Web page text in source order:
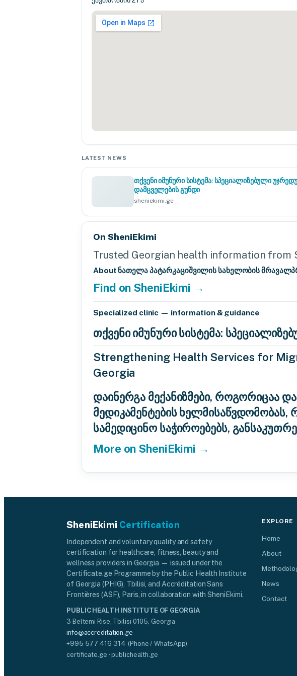
LATEST NEWS
თქვენი იმუნური სისტემა: სპეციალიზებული
დამცველების გუნდი
sheniekimi.ge
On SheniEkimi
Trusted Georgian health information
About ნათელა პატარკაციშვილის სახელობის
Find on SheniEkimi →
Specialized clinic — information & guidance
თქვენი იმუნური სისტემა:
Strengthening Health Services for
Georgia
დაინერგა მექანიზმები, როგორიცაა
მედიკამენტების
სამედიცინო საჭიროებებს,
More on SheniEkimi →
SheniEkimi Certification
Independent and voluntary quality and safety
certification for healthcare, fitness, beauty and
wellness providers in Georgia — issued under the
Certificate.ge Programme by the Public Health Institute
of Georgia (PHIG), Tbilisi, and Accréditation Sans
Frontières (ASF), Paris, in collaboration with SheniEkimi.
PUBLIC HEALTH INSTITUTE OF GEORGIA
3 Beltemi Rise, Tbilisi 0105, Georgia
info@accreditation.ge
+995 577 416 314 (Phone / WhatsApp)
certificate.ge · publichealth.ge
EXPLORE
Home
About
News
Contact